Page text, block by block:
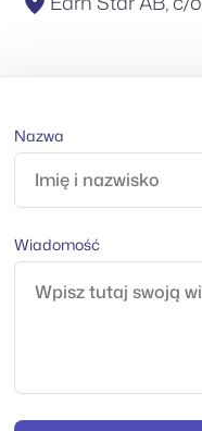
Nazwa
Wiadomość